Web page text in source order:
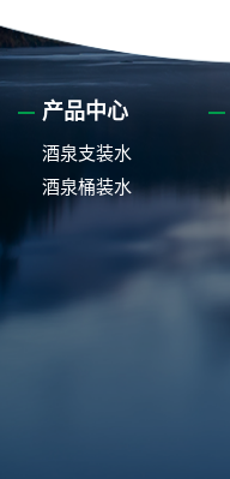
产品中心
酒泉支装水
酒泉桶装水